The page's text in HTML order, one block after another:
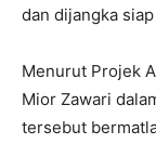
dan dijangka
Menurut Projek
Mior Zawari
tersebut